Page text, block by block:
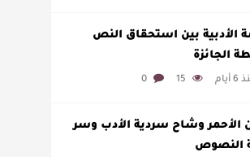
الأدبية بين استحقاق النص
الجائزة
أيام 15
0
الأحمر وشاح سردية الأدب وسر
النصوص